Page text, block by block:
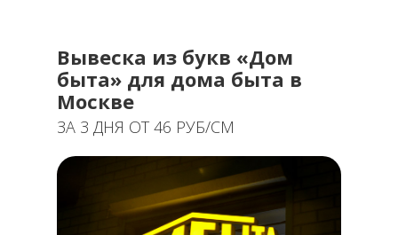
Вывеска из букв «Дом
быта» для дома быта в
Москве
ЗА 3 ДНЯ ОТ 46 РУБ/СМ